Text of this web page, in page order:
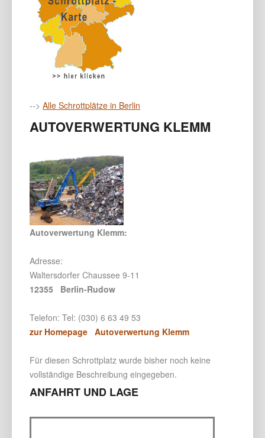
--> Alle Schrottplätze in Berlin
AUTOVERWERTUNG KLEMM
Autoverwertung Klemm:
Adresse:
Waltersdorfer Chaussee 9-11
12355 Berlin-Rudow
Telefon: Tel: (030) 6 63 49 53
zur Homepage Autoverwertung Klemm
Für diesen Schrottplatz wurde bisher noch keine
vollständige Beschreibung eingegeben.
ANFAHRT UND LAGE